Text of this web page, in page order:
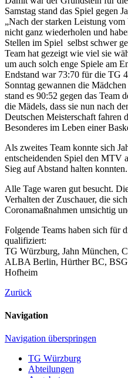
Samstag stand das Spiel gegen
„Nach der starken Leistung
nicht ganz wiederholen und
Stellen im Spiel selbst schwer
Team hat gezeigt wie viel sie
um auch solch enge Spiele am
Endstand war 73:70 für die TG
Sonntag gewannen die
stand es 90:52 gegen das Team
die Mädels, dass sie nun nach
Deutschen Meisterschaft fahren
Besonderes im Leben einer
Als zweites Team konnte sich
entscheidenden Spiel den MTV
Sieg auf Abstand halten konnten.
Alle Tage waren gut besucht.
Verhalten der Zuschauer, die
Coronamaßnahmen umsichtig
Folgende Teams haben sich für
qualifiziert:
TG Würzburg, Jahn München,
ALBA Berlin, Hürther BC,
Hofheim
Zurück
Navigation
Navigation überspringen
TG Würzburg
Abteilungen